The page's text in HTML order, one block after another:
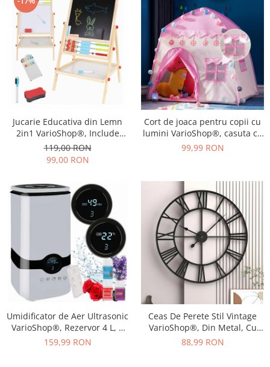
Antialunecare, I
Jucarie Educativa din Lemn
2in1 VarioShop®, Include
Tabla Magnetica cu Marker si
Tabla de Scris cu 5 Crete
Colorate, Include Burete,
Accesorii, Abac, Lemn
Natural, Inaltime 66cm
119,00 RON
99,00 RON
Cort de joaca pentru copii cu
lumini VarioShop®, casuta cu
lumini si ferestre, inaltime
99,99 RON
Umidificator de Aer Ultrasonic
VarioShop®, Rezervor 4 L, 3
Uleiuri Esentiale Pure, Oprire
159,99 RON
Ceas De Perete Stil Vintage
VarioShop®, Din Metal, Cu
Numere Romane, Mecanism
88,99 RON